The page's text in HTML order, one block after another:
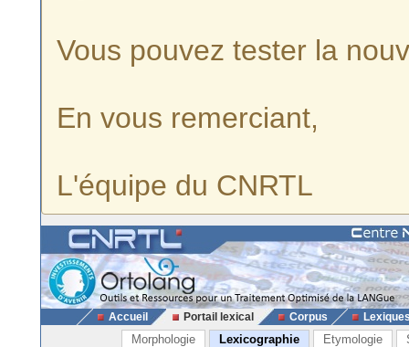
Vous pouvez tester la
En vous remerciant,
L'équipe du CNRTL
Accueil Portail lexical Corpus
Morphologie Lexicographie Etymologie